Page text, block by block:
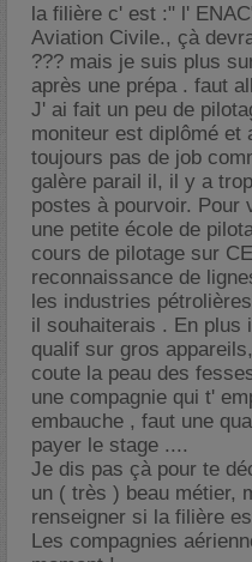
la filière c' est :" l'
Aviation Civile., çà
??? mais je suis plus
après une prépa . faut
J' ai fait un peu de
moniteur est diplômé et
toujours pas de job
galère parail il, il y a
postes à pourvoir. Pour
une petite école de
cours de pilotage sur
reconnaissance de
les industries
il souhaiterais . En plus
qualif sur gros
coute la peau des
une compagnie qui t'
embauche , faut une
payer le stage ....
Je dis pas çà pour te
un ( très ) beau métier,
renseigner si la filière
Les compagnies